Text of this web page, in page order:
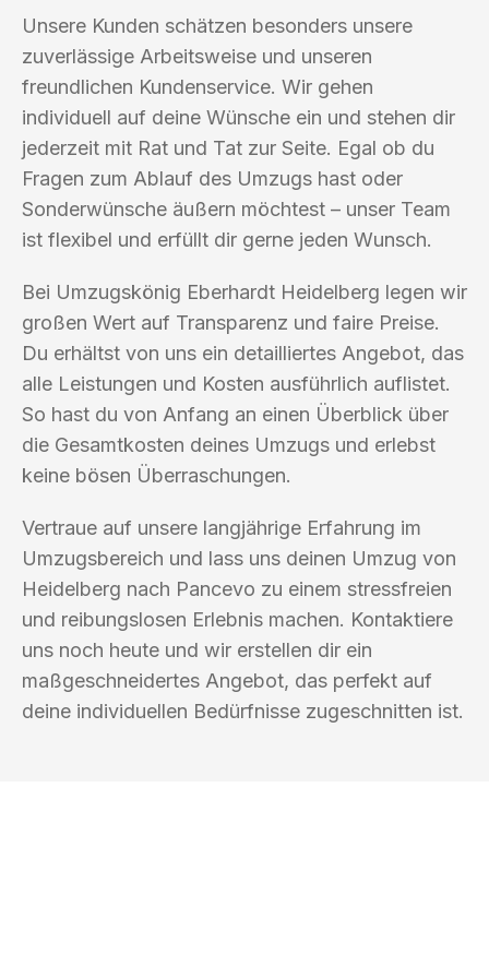
Unsere Kunden schätzen besonders unsere
zuverlässige Arbeitsweise und unseren
freundlichen Kundenservice. Wir gehen
individuell auf deine Wünsche ein und stehen dir
jederzeit mit Rat und Tat zur Seite. Egal ob du
Fragen zum Ablauf des Umzugs hast oder
Sonderwünsche äußern möchtest – unser Team
ist flexibel und erfüllt dir gerne jeden Wunsch.
Bei Umzugskönig Eberhardt Heidelberg legen wir
großen Wert auf Transparenz und faire Preise.
Du erhältst von uns ein detailliertes Angebot, das
alle Leistungen und Kosten ausführlich auflistet.
So hast du von Anfang an einen Überblick über
die Gesamtkosten deines Umzugs und erlebst
keine bösen Überraschungen.
Vertraue auf unsere langjährige Erfahrung im
Umzugsbereich und lass uns deinen Umzug von
Heidelberg nach Pancevo zu einem stressfreien
und reibungslosen Erlebnis machen. Kontaktiere
uns noch heute und wir erstellen dir ein
maßgeschneidertes Angebot, das perfekt auf
deine individuellen Bedürfnisse zugeschnitten ist.